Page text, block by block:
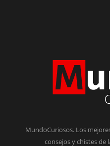
MundoCuriosos. Los
consejos y chistes de